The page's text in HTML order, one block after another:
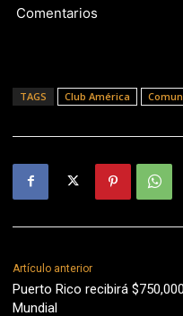
Comentarios
TAGS Club América
Artículo anterior
Puerto Rico recibirá
Mundial